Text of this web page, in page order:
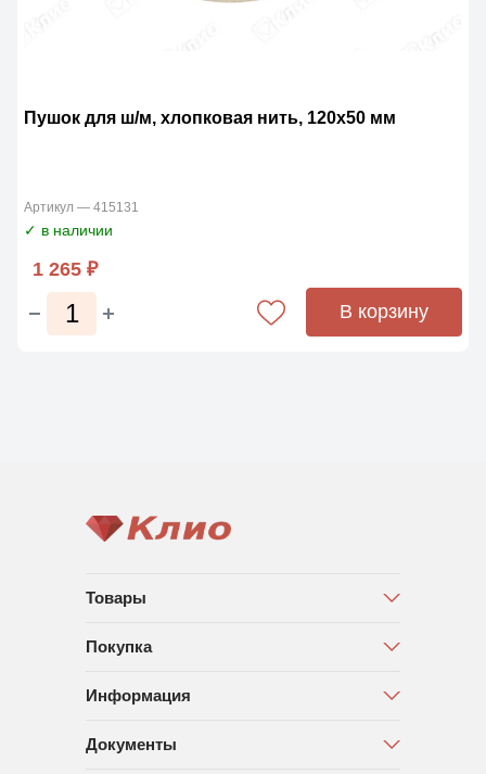
Пушок для ш/м, хлопковая нить, 120х50 мм
Артикул — 415131
✓ в наличии
1 265 ₽
В корзину
Товары
Покупка
Информация
Документы